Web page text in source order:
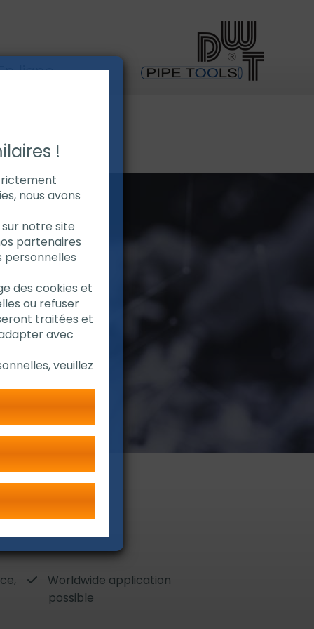
ligne
Worldwide application
possible
!
nous avons
notre site
partenaires
personnelles
des cookies et
ou refuser
traitées et
avec
veuillez